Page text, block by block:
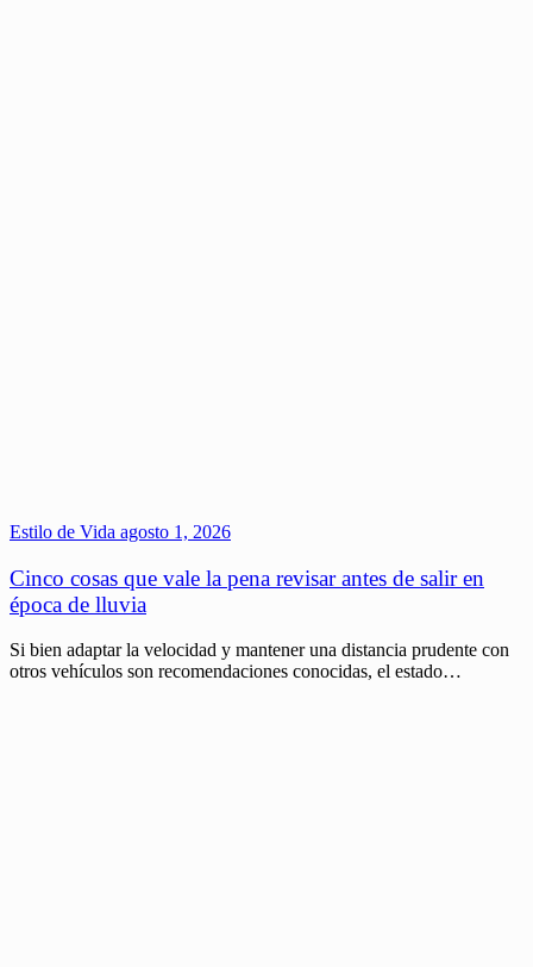
Estilo de Vida agosto 1, 2026
Cinco cosas que vale la pena revisar antes de salir en
época de lluvia
Si bien adaptar la velocidad y mantener una distancia prudente con
otros vehículos son recomendaciones conocidas, el estado…